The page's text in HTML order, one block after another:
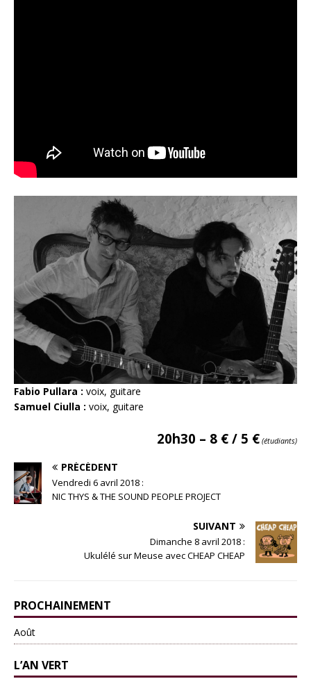
Fabio Pullara : voix, guitare
Samuel Ciulla : voix, guitare
20h30 – 8 € / 5 € (étudiants)
PRÉCÉDENT
Vendredi 6 avril 2018 :
NIC THYS & THE SOUND PEOPLE PROJECT
SUIVANT
Dimanche 8 avril 2018 :
Ukulélé sur Meuse avec CHEAP CHEAP
PROCHAINEMENT
Août
L’AN VERT